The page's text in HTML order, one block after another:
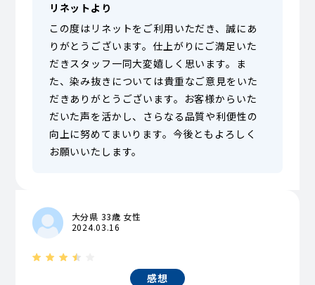
リネットより
この度はリネットをご利用いただき、誠にあ
りがとうございます。仕上がりにご満足いた
だきスタッフ一同大変嬉しく思います。ま
た、染み抜きについては貴重なご意見をいた
だきありがとうございます。お客様からいた
だいた声を活かし、さらなる品質や利便性の
向上に努めてまいります。今後ともよろしく
お願いいたします。
大分県 33歳 女性
2024.03.16
感想